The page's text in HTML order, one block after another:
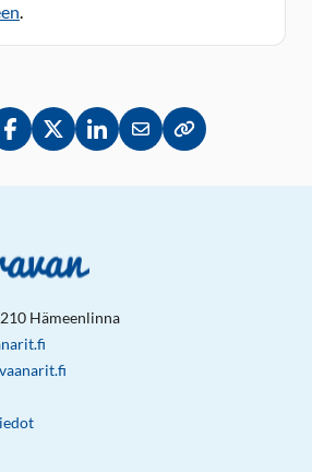
.
Jaa Facebookissa
Jaa Twitterissä
Jaa LinkedInissä
Jaa sähköpostitse
Kopioi linkki
Hämeenlinna